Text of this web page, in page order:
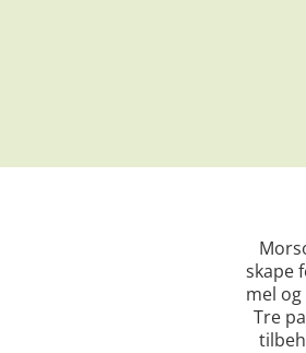
skape
mel
Tre